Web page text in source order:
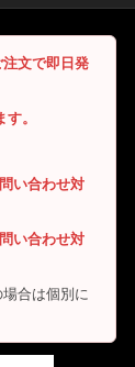
文で即日発
。
い合わせ対
い合わせ対
合は個別に